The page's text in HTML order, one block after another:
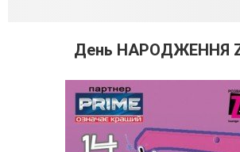
День НАРОДЖЕННЯ